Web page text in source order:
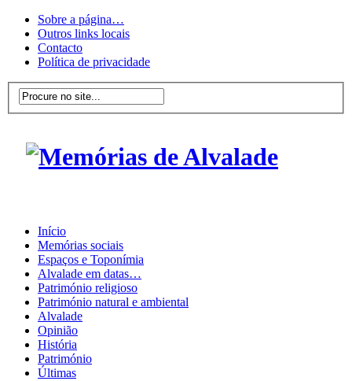
Sobre a página…
Outros links locais
Contacto
Política de privacidade
Início
Memórias sociais
Espaços e Toponímia
Alvalade em datas…
Património religioso
Património natural e ambiental
Alvalade
Opinião
História
Património
Últimas